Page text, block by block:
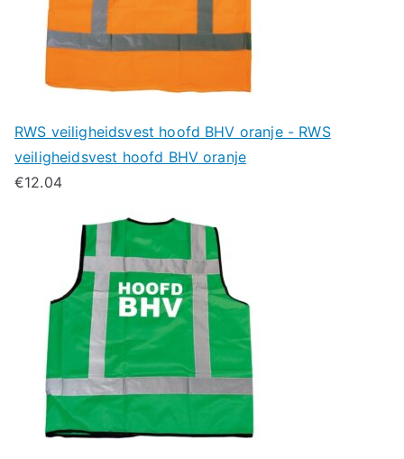
RWS veiligheidsvest hoofd BHV oranje - RWS
veiligheidsvest hoofd BHV oranje
€12.04